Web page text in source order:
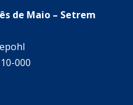
de Maio – Setrem
000